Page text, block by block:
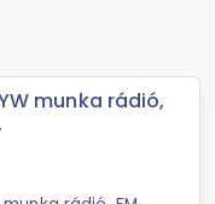
munka rádió,